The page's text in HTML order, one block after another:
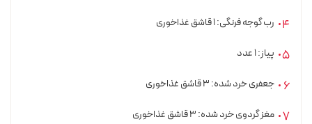
رب گوجه فرنگی: ۱ قاشق غذاخوری
پیاز: ۱ عدد
جعفری خرد شده: ۳ قاشق غذاخوری
مغز گردوی خرد شده: ۳ قاشق غذاخوری